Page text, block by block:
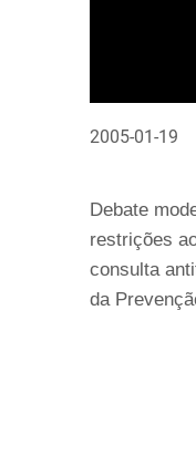
2005-01-19
Debate
restrições
consulta
da